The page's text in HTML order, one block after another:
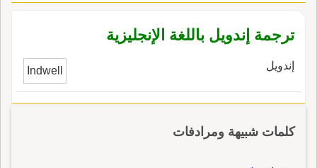
ترجمة إندويل باللغة الإنجليزية
إندويل Indwell
كلمات شبيهة ومرادفات